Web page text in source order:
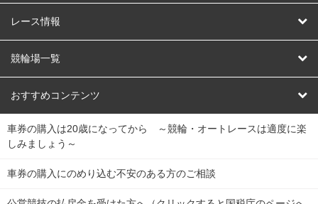
競輪
オートレース
競輪くじ
Dokanto!
チャリロトプラザ
レース情報
レース予想
レース結果
キャリーオーバー一覧
競輪場一覧
北日本 函館競輪場
関
東
弥彦競輪場 前橋競輪場 取手競輪場 宇都宮競輪場
おすすめコンテンツ
競輪選手情報
Perfecta Navi
車券の購入は20歳になってから ～競輪・オートレースは適度に楽
しみましょう～
車券の購入にのめり込む不安のある方のご相談